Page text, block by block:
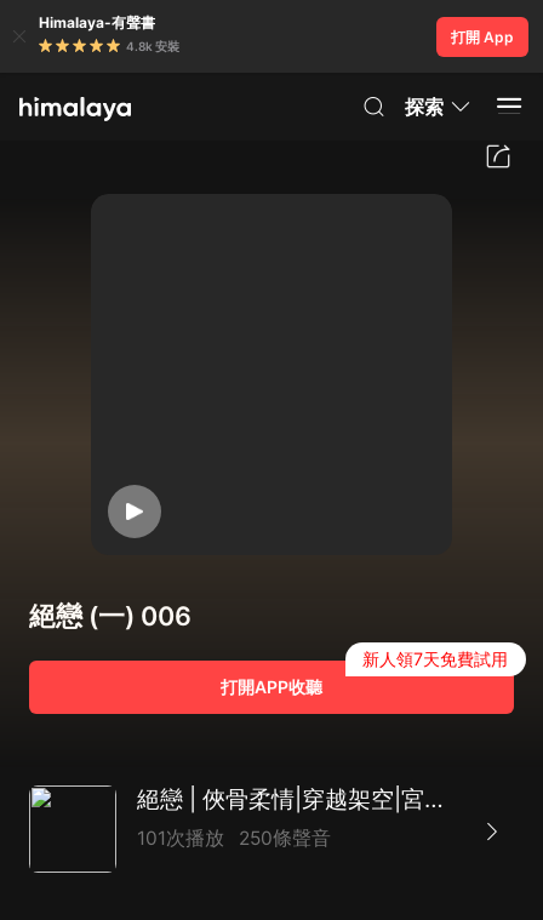
Himalaya-有聲書
4.8k 安裝
打開 App
探索
絕戀 (一) 006
打開APP收聽
新人領7天免費試用
絕戀 | 俠骨柔情|穿越架空|宮廷虐戀|歡喜冤家
101次播放 250條聲音